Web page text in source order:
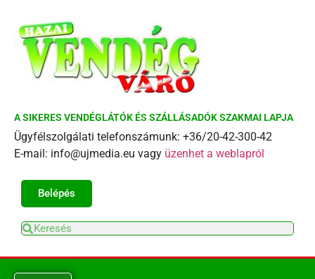
A SIKERES VENDÉGLÁTÓK ÉS SZÁLLÁSADÓK SZAKMAI LAPJA
Ügyfélszolgálati telefonszámunk: +36/20-42-300-42
E-mail: info@ujmedia.eu vagy üzenhet a weblapról
Belépés